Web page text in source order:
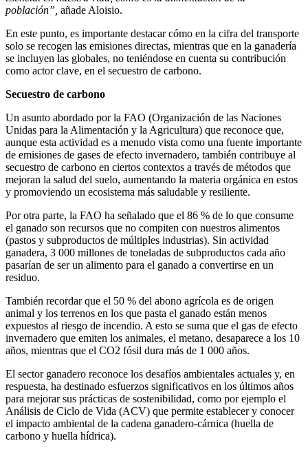
población”, añade Aloisio.
En este punto, es importante destacar cómo en la cifra del transporte
solo se recogen las emisiones directas, mientras que en la ganadería
se incluyen las globales, no teniéndose en cuenta su contribución
como actor clave, en el secuestro de carbono.
Secuestro de carbono
Un asunto abordado por la FAO (Organización de las Naciones
Unidas para la Alimentación y la Agricultura) que reconoce que,
aunque esta actividad es a menudo vista como una fuente importante
de emisiones de gases de efecto invernadero, también contribuye al
secuestro de carbono en ciertos contextos a través de métodos que
mejoran la salud del suelo, aumentando la materia orgánica en estos
y promoviendo un ecosistema más saludable y resiliente.
Por otra parte, la FAO ha señalado que el 86 % de lo que consume
el ganado son recursos que no compiten con nuestros alimentos
(pastos y subproductos de múltiples industrias). Sin actividad
ganadera, 3 000 millones de toneladas de subproductos cada año
pasarían de ser un alimento para el ganado a convertirse en un
residuo.
También recordar que el 50 % del abono agrícola es de origen
animal y los terrenos en los que pasta el ganado están menos
expuestos al riesgo de incendio. A esto se suma que el gas de efecto
invernadero que emiten los animales, el metano, desaparece a los 10
años, mientras que el CO2 fósil dura más de 1 000 años.
El sector ganadero reconoce los desafíos ambientales actuales y, en
respuesta, ha destinado esfuerzos significativos en los últimos años
para mejorar sus prácticas de sostenibilidad, como por ejemplo el
Análisis de Ciclo de Vida (ACV) que permite establecer y conocer
el impacto ambiental de la cadena ganadero-cárnica (huella de
carbono y huella hídrica).